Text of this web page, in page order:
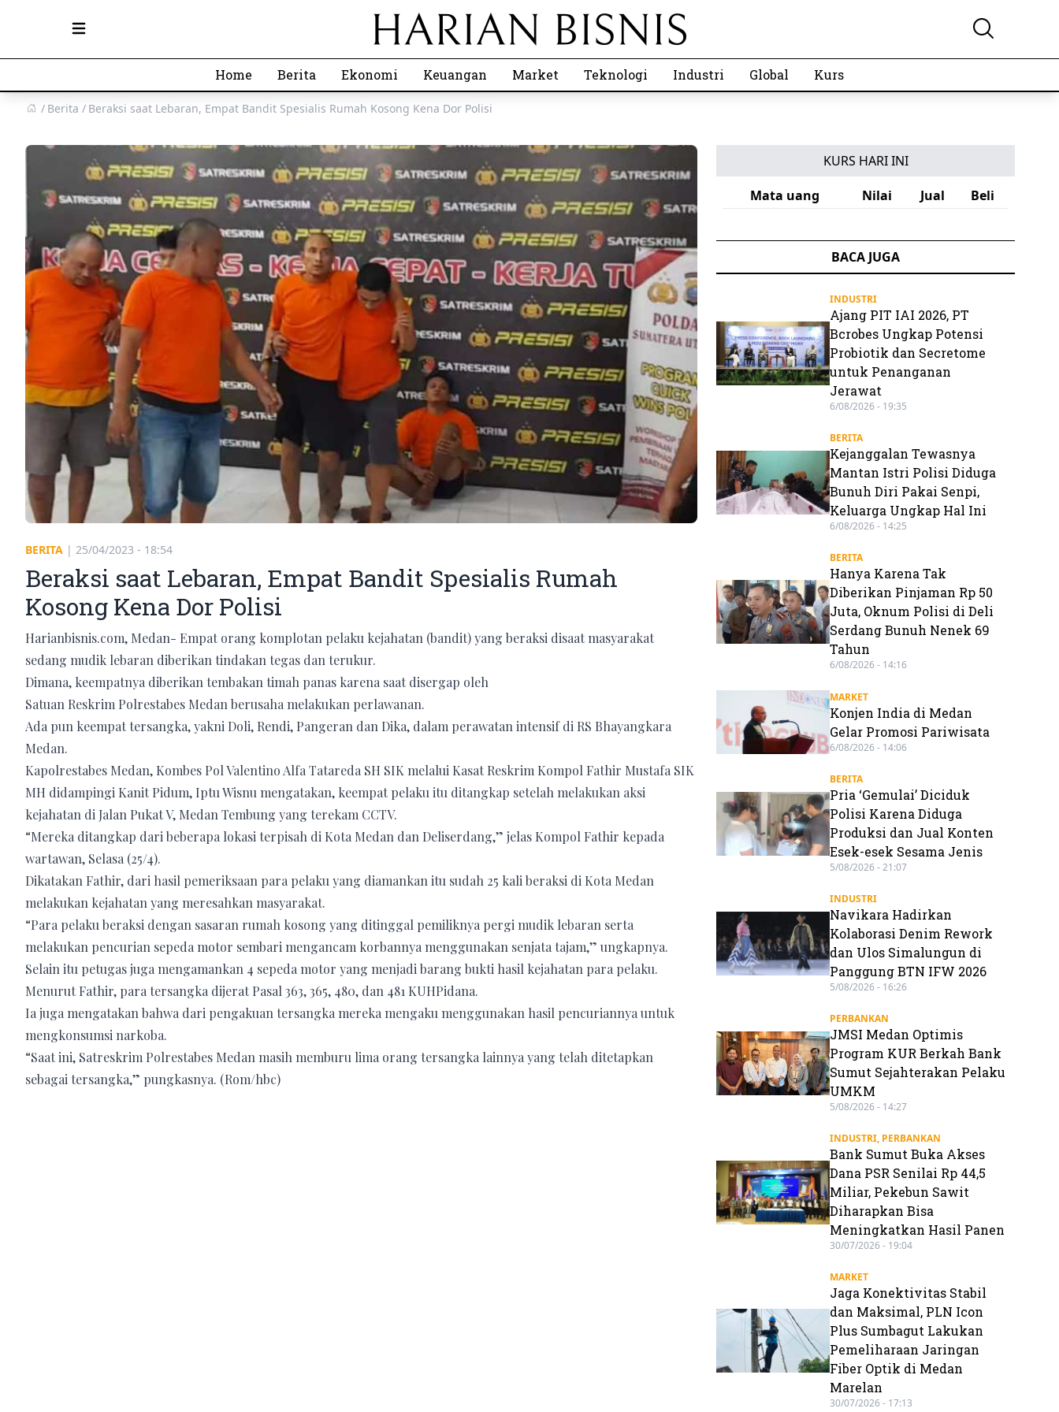
Open main menu
Home Berita Ekonomi Keuangan Market Teknologi Industri Global Kurs
Berita Beraksi saat Lebaran, Empat Bandit Spesialis Rumah Kosong Kena Dor Polisi
BERITA | 25/04/2023 - 18:54
Beraksi saat Lebaran, Empat Bandit Spesialis Rumah
Kosong Kena Dor Polisi
Harianbisnis.com, Medan- Empat orang komplotan pelaku kejahatan (bandit) yang beraksi disaat masyarakat
sedang mudik lebaran diberikan tindakan tegas dan terukur.
Dimana, keempatnya diberikan tembakan timah panas karena saat disergap oleh
Satuan Reskrim Polrestabes Medan berusaha melakukan perlawanan.
Ada pun keempat tersangka, yakni Doli, Rendi, Pangeran dan Dika, dalam perawatan intensif di RS Bhayangkara
Medan.
Kapolrestabes Medan, Kombes Pol Valentino Alfa Tatareda SH SIK melalui Kasat Reskrim Kompol Fathir Mustafa SIK
MH didampingi Kanit Pidum, Iptu Wisnu mengatakan, keempat pelaku itu ditangkap setelah melakukan aksi
kejahatan di Jalan Pukat V, Medan Tembung yang terekam CCTV.
“Mereka ditangkap dari beberapa lokasi terpisah di Kota Medan dan Deliserdang,” jelas Kompol Fathir kepada
wartawan, Selasa (25/4).
Dikatakan Fathir, dari hasil pemeriksaan para pelaku yang diamankan itu sudah 25 kali beraksi di Kota Medan
melakukan kejahatan yang meresahkan masyarakat.
“Para pelaku beraksi dengan sasaran rumah kosong yang ditinggal pemiliknya pergi mudik lebaran serta
melakukan pencurian sepeda motor sembari mengancam korbannya menggunakan senjata tajam,” ungkapnya.
Selain itu petugas juga mengamankan 4 sepeda motor yang menjadi barang bukti hasil kejahatan para pelaku.
Menurut Fathir, para tersangka dijerat Pasal 363, 365, 480, dan 481 KUHPidana.
Ia juga mengatakan bahwa dari pengakuan tersangka mereka mengaku menggunakan hasil pencuriannya untuk
mengkonsumsi narkoba.
“Saat ini, Satreskrim Polrestabes Medan masih memburu lima orang tersangka lainnya yang telah ditetapkan
sebagai tersangka,” pungkasnya. (Rom/hbc)
KURS HARI INI
Mata uang
Nilai Jual Beli
BACA JUGA
INDUSTRI
Ajang PIT IAI 2026, PT
Bcrobes Ungkap Potensi
Probiotik dan Secretome
untuk Penanganan
Jerawat
6/08/2026 - 19:35
BERITA
Kejanggalan Tewasnya
Mantan Istri Polisi Diduga
Bunuh Diri Pakai Senpi,
Keluarga Ungkap Hal Ini
6/08/2026 - 14:25
BERITA
Hanya Karena Tak
Diberikan Pinjaman Rp 50
Juta, Oknum Polisi di Deli
Serdang Bunuh Nenek 69
Tahun
6/08/2026 - 14:16
MARKET
Konjen India di Medan
Gelar Promosi Pariwisata
6/08/2026 - 14:06
BERITA
Pria ‘Gemulai’ Diciduk
Polisi Karena Diduga
Produksi dan Jual Konten
Esek-esek Sesama Jenis
5/08/2026 - 21:07
INDUSTRI
Navikara Hadirkan
Kolaborasi Denim Rework
dan Ulos Simalungun di
Panggung BTN IFW 2026
5/08/2026 - 16:26
PERBANKAN
JMSI Medan Optimis
Program KUR Berkah Bank
Sumut Sejahterakan Pelaku
UMKM
5/08/2026 - 14:27
INDUSTRI, PERBANKAN
Bank Sumut Buka Akses
Dana PSR Senilai Rp 44,5
Miliar, Pekebun Sawit
Diharapkan Bisa
Meningkatkan Hasil Panen
30/07/2026 - 19:04
MARKET
Jaga Konektivitas Stabil
dan Maksimal, PLN Icon
Plus Sumbagut Lakukan
Pemeliharaan Jaringan
Fiber Optik di Medan
Marelan
30/07/2026 - 17:13